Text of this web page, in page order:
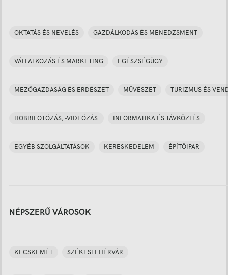
OKTATÁS ÉS NEVELÉS GAZDÁLKODÁS ÉS MENEDZSMENT
VÁLLALKOZÁS ÉS MARKETING EGÉSZSÉGÜGY
MEZŐGAZDASÁG ÉS ERDÉSZET MŰVÉSZET TURIZMUS ÉS
HOBBIFOTÓZÁS, -VIDEÓZÁS INFORMATIKA ÉS TÁVKÖZLÉS
EGYÉB SZOLGÁLTATÁSOK KERESKEDELEM ÉPÍTŐIPAR
NÉPSZERŰ VÁROSOK
KECSKEMÉT SZÉKESFEHÉRVÁR